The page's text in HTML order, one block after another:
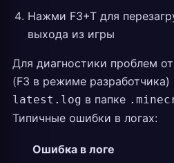
Нажми F3+T для
выхода из игры
Для диагностики проблем
(F3 в режиме
latest.log в папке
Типичные ошибки в логах:
Ошибка в логе